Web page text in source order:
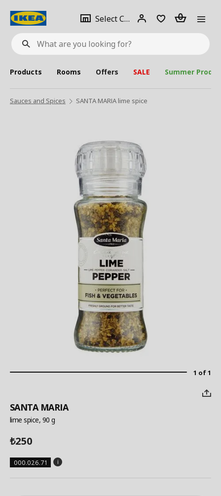
What
are
looking
for?
Select City Select
city
Login Piece(s)
Products Rooms Offers SALE Summer
Sauces and Spices SANTA MARIA lime spice
1 of 1
SANTA MARIA
lime spice, 90 g
₺250
000.026.71